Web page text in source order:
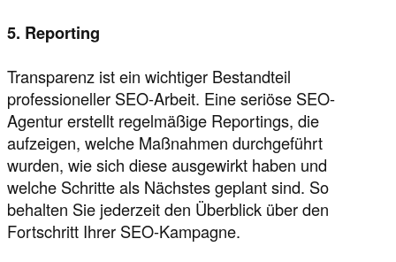
5. Reporting
Transparenz ist ein wichtiger Bestandteil
professioneller SEO-Arbeit. Eine seriöse SEO-
Agentur erstellt regelmäßige Reportings, die
aufzeigen, welche Maßnahmen durchgeführt
wurden, wie sich diese ausgewirkt haben und
welche Schritte als Nächstes geplant sind. So
behalten Sie jederzeit den Überblick über den
Fortschritt Ihrer SEO-Kampagne.